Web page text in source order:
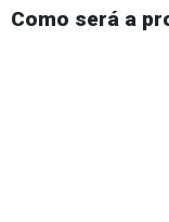
Como será a